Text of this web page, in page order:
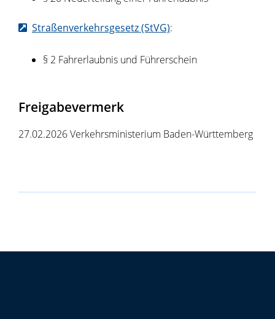
Straßenverkehrsgesetz (StVG):
§ 2 Fahrerlaubnis und Führerschein
Freigabevermerk
27.02.2026Verkehrsministerium Baden-Württemberg